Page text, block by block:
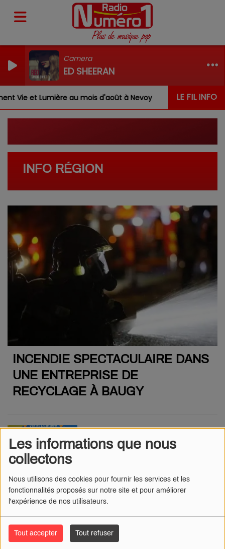
Les informations que nous
collectons
Nous utilisons des cookies pour fournir les services et les
fonctionnalités proposés sur notre site et pour améliorer
l'expérience de nos utilisateurs.
Tout accepter Tout refuser
Camera
ED SHEERAN
LE FIL INFO
Vie et Lumière au mois d'août à Nevoy Louis,
INFO RÉGION
INCENDIE SPECTACULAIRE DANS
UNE ENTREPRISE DE
RECYCLAGE À BAUGY
PAS DE RASSEMBLEMENT VIE
ET LUMIÈRE AU MOIS D'AOÛT À
NEVOY
LOUIS, GABRIEL, INAYA, ROSE
PLUS DONNÉS CHEZ NOUS ?